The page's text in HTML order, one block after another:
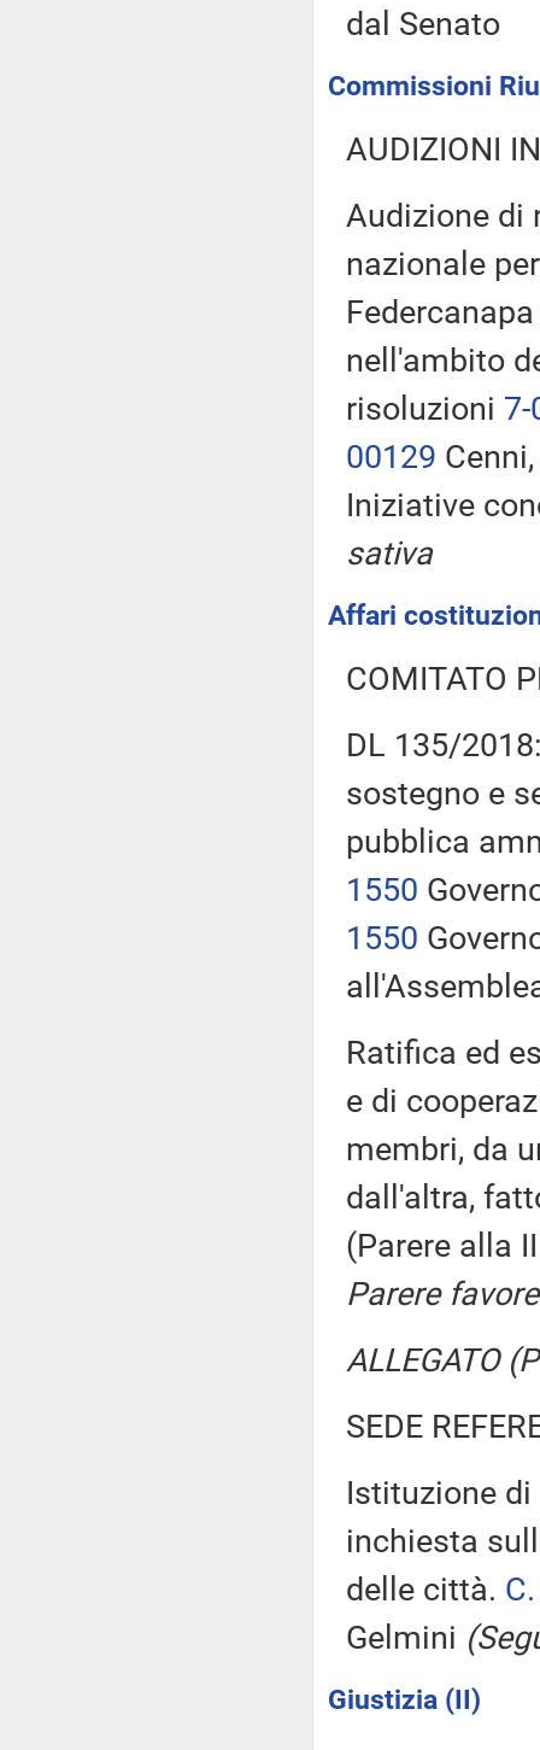
dal Senato
Commissioni
AUDIZIONI
Audizione di
nazionale
nell'ambito
risoluzioni
00129
Iniziative
sativa
Affari
COMITATO
DL 135/
sostegno e
pubblica
1550
1550
Ratifica ed
e di
membri, da
dall'altra,
(Parere alla
Parere
ALLEGATO
SEDE
Istituzione
inchiesta
delle città.
Gelmini
Giustizia (II)